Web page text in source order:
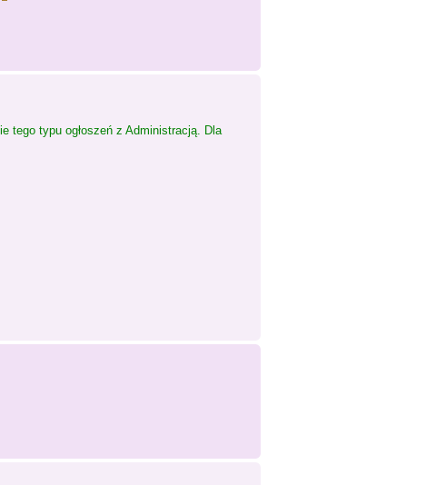
tego typu ogłoszeń z Administracją. Dla